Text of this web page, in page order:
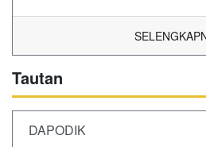
Tautan
DAPODIK